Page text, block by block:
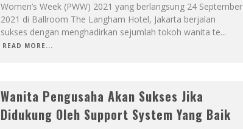
Women’s Week (PWW) 2021 yang berlangsung 24 September
2021 di Ballroom The Langham Hotel, Jakarta berjalan
sukses dengan menghadirkan sejumlah tokoh wanita te...
READ MORE...
Wanita Pengusaha Akan Sukses Jika
Didukung Oleh Support System Yang Baik